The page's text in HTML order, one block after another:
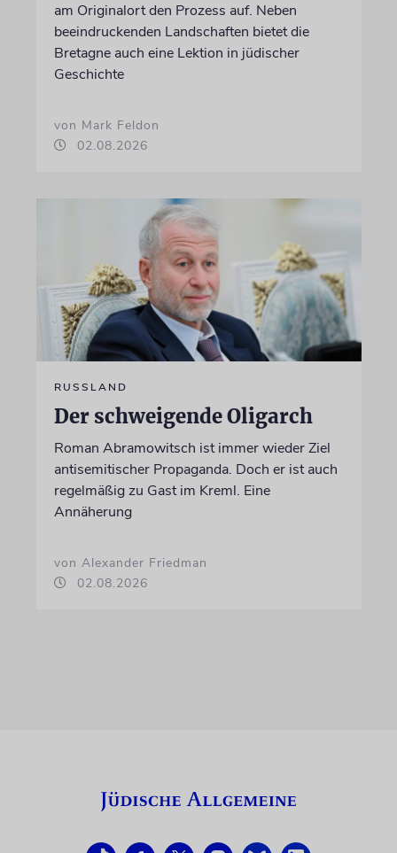
am Originalort den Prozess auf. Neben
beeindruckenden Landschaften bietet die
Bretagne auch eine Lektion in jüdischer
Geschichte
von Mark Feldon
02.08.2026
RUSSLAND
Der schweigende Oligarch
Roman Abramowitsch ist immer wieder Ziel
antisemitischer Propaganda. Doch er ist auch
regelmäßig zu Gast im Kreml. Eine
Annäherung
von Alexander Friedman
02.08.2026